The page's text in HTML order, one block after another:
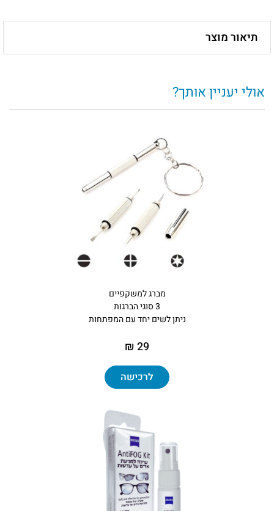
תיאור מוצר
אולי יעניין אותך?
מברג למשקפיים
3 סוגי הברגות
ניתן לשים יחד עם המפתחות
29 ₪
לרכישה